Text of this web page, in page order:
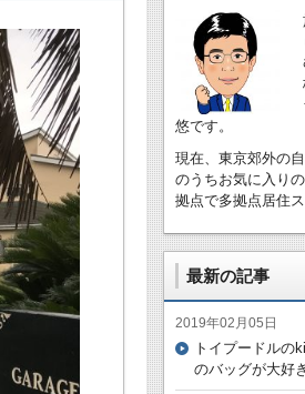
悠です。
現在、東京郊外の
のうちお気に入り
拠点で多拠点居住
最新の記事
2019年02月05日
トイプードルの
のバッグが大好